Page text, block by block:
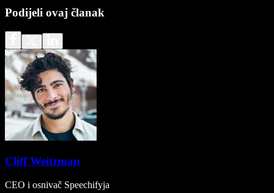
Podijeli ovaj članak
Cliff Weitzman
CEO i osnivač Speechifyja